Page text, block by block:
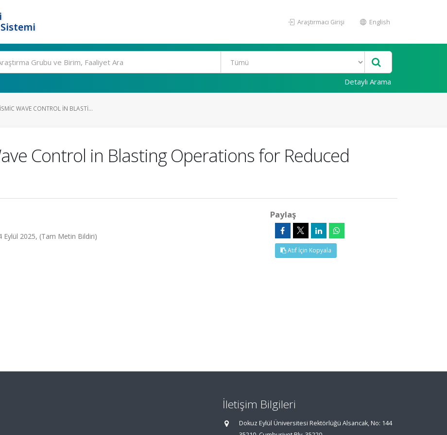
Araştırmacı Girişi English
Detaylı Arama
WAVE CONTROL IN BLASTI...
Control in Blasting Operations for Reduced
Eylül 2025, (Tam Metin Bildiri)
Paylaş
Atıf İçin Kopyala
İletişim Bilgileri
Dokuz Eylül Üniversitesi Rektörlüğü Alsancak, No: 144